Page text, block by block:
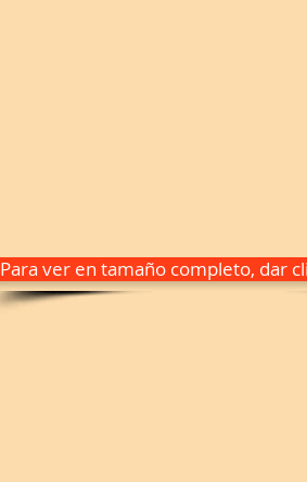
Para ver en tamaño completo, dar